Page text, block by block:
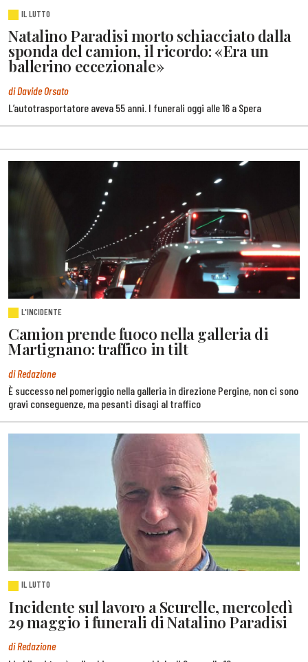
IL LUTTO
Natalino Paradisi morto schiacciato dalla
sponda del camion, il ricordo: «Era un
ballerino eccezionale»
di Davide Orsato
L’autotrasportatore aveva 55 anni. I funerali oggi alle 16 a Spera
L'INCIDENTE
Camion prende fuoco nella galleria di
Martignano: traffico in tilt
di Redazione
È successo nel pomeriggio nella galleria in direzione Pergine, non ci sono
gravi conseguenze, ma pesanti disagi al traffico
IL LUTTO
Incidente sul lavoro a Scurelle, mercoledì
29 maggio i funerali di Natalino Paradisi
di Redazione